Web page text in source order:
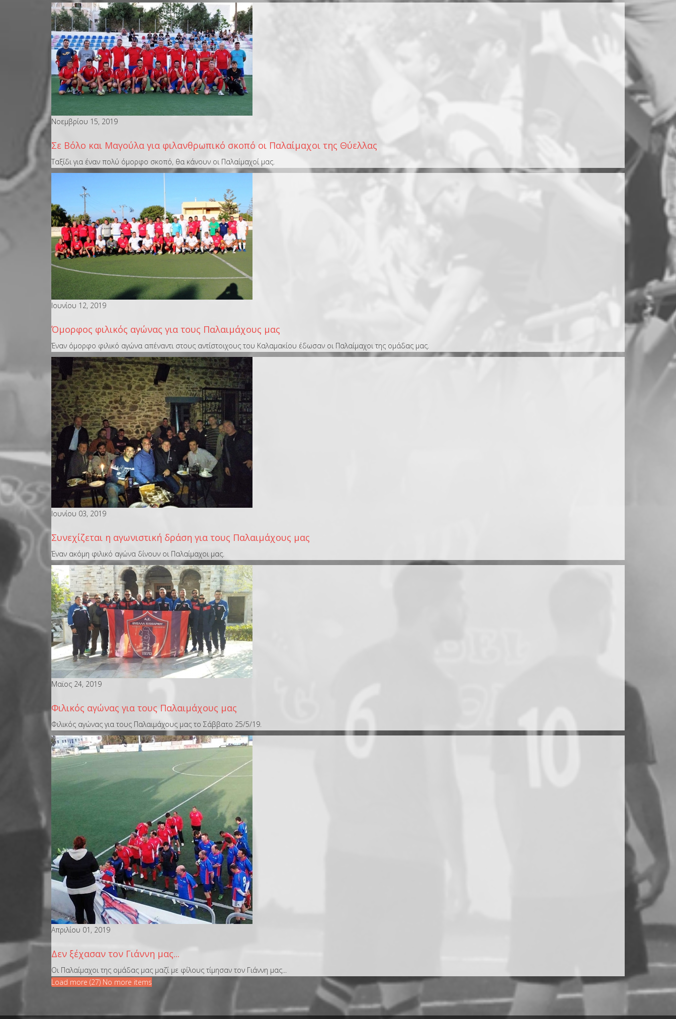
Νοεμβρίου 15, 2019
Σε Βόλο και Μαγούλα για φιλανθρωπικό σκοπό οι Παλαίμαχοι της Θύελλας
Tαξίδι για έναν πολύ όμορφο σκοπό, θα κάνουν οι Παλαίμαχοί μας.
Ιουνίου 12, 2019
Όμορφος φιλικός αγώνας για τους Παλαιμάχους μας
Έναν όμορφο φιλικό αγώνα απέναντι στους αντίστοιχους του Καλαμακίου έδωσαν οι Παλαίμαχοι της ομάδας μας.
Ιουνίου 03, 2019
Συνεχίζεται η αγωνιστική δράση για τους Παλαιμάχους μας
Έναν ακόμη φιλικό αγώνα δίνουν οι Παλαίμαχοι μας.
Μαϊος 24, 2019
Φιλικός αγώνας για τους Παλαιμάχους μας
Φιλικός αγώνας για τους Παλαιμάχους μας το Σάββατο 25/5/19.
Απριλίου 01, 2019
Δεν ξέχασαν τον Γιάννη μας...
Οι Παλαίμαχοι της ομάδας μας μαζί με φίλους τίμησαν τον Γιάννη μας...
Load more (27) No more items